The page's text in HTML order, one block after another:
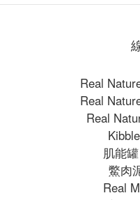
Real
Real
Real
肌能
鱉肉
Real